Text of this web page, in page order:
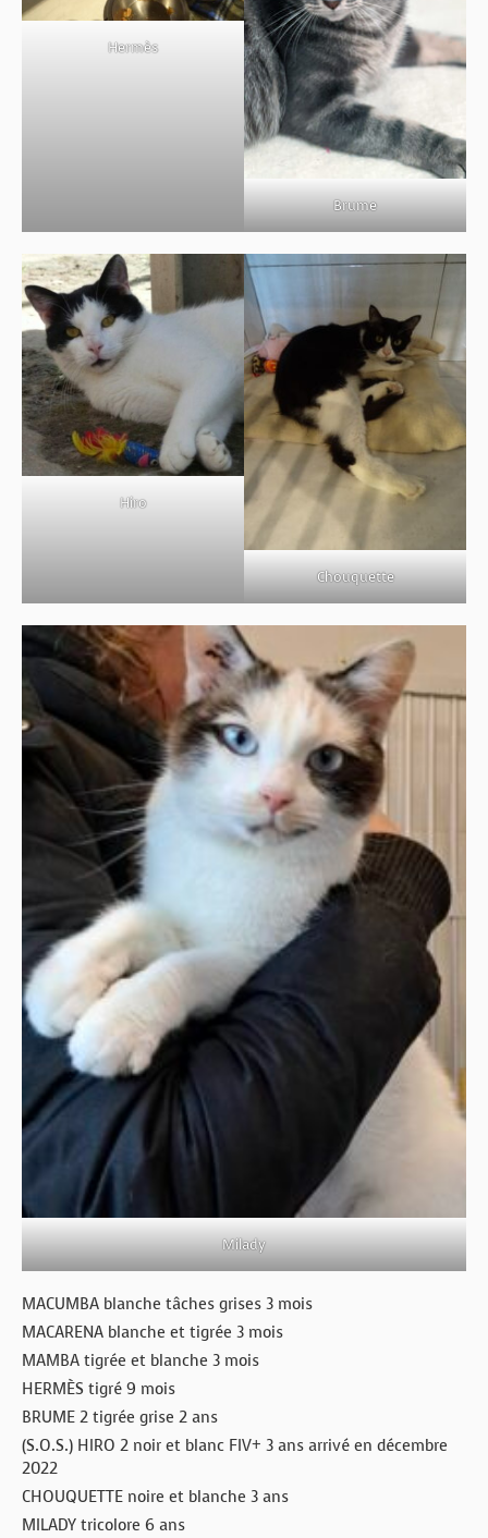
BOUTIQUE
Hermès
Brume
Hiro
Chouquette
Milady
MACUMBA blanche tâches grises 3 mois
MACARENA blanche et tigrée 3 mois
MAMBA tigrée et blanche 3 mois
HERMÈS tigré 9 mois
BRUME 2 tigrée grise 2 ans
(S.O.S.) HIRO 2 noir et blanc FIV+ 3 ans arrivé en décembre
2022
CHOUQUETTE noire et blanche 3 ans
MILADY tricolore 6 ans